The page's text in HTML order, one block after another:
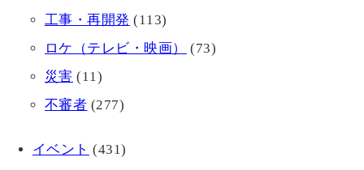
工事・再開発 (113)
ロケ（テレビ・映画）
(73)
災害 (11)
不審者 (277)
イベント (431)